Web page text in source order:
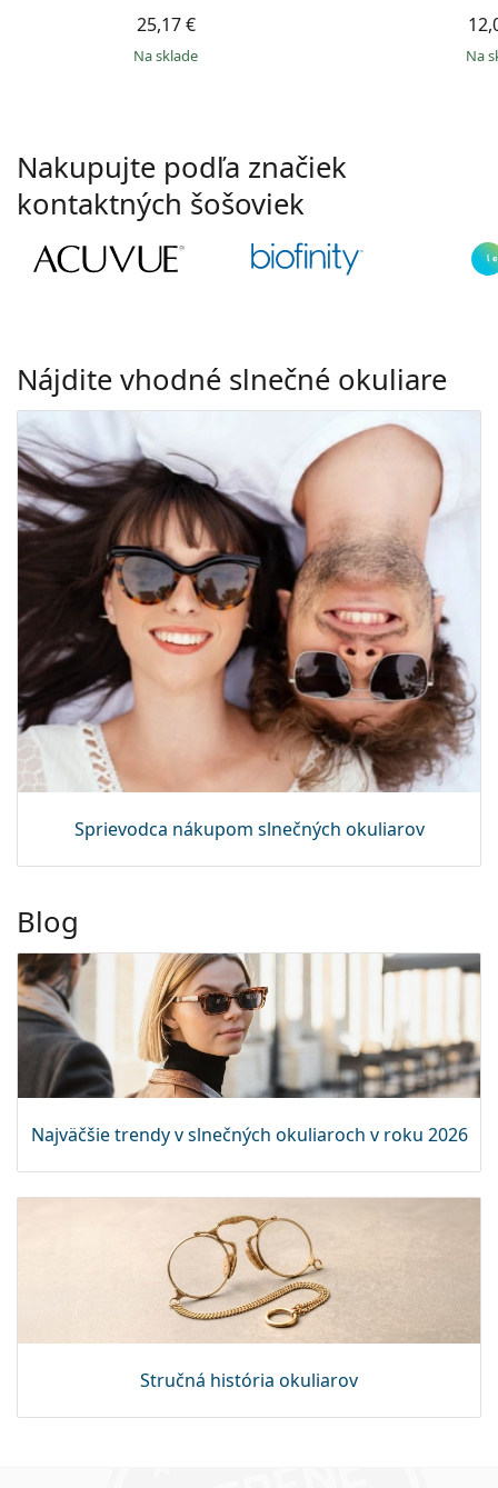
25,17 €
na sklade na
Nakupujte podľa značiek
kontaktných šošoviek
Nájdite vhodné slnečné okuliare
Sprievodca nákupom slnečných okuliarov
Blog
Najväčšie trendy v slnečných okuliaroch v roku 2026
Stručná história okuliarov